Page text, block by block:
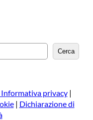
Cerca
Informativa privacy|
| Dichiarazione di